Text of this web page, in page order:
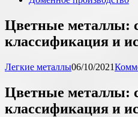
Цветные металлы:
классификация и
Легкие металлы06/10/2021
Цветные металлы:
классификация и